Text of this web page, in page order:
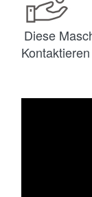
Diese